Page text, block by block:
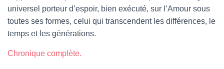
universel porteur d’espoir, bien exécuté, sur l’Amour sous
toutes ses formes, celui qui transcendent les différences, le
temps et les générations.
Chronique complète.